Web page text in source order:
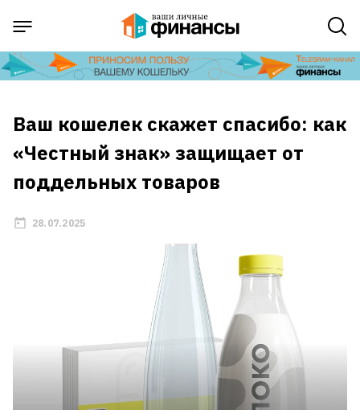
Ваш кошелек скажет спасибо: как
«Честный знак» защищает от
поддельных товаров
28.07.2025